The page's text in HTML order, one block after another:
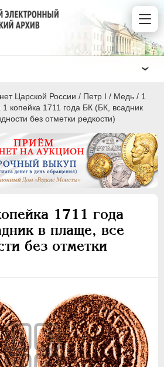
Царской России / Пeтр I / Медь / 1
копейка 1711 года БК (БК, всадник
без отметки редкости)
1711 года
в плаще, все
без отметки